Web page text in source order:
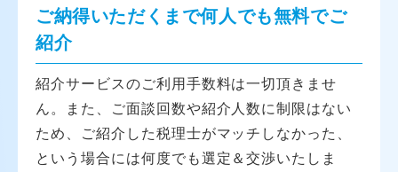
ご納得いただくまで何人でも無料でご
紹介
紹介サービスのご利用手数料は一切頂きませ
ん。また、ご面談回数や紹介人数に制限はない
ため、ご紹介した税理士がマッチしなかった、
という場合には何度でも選定＆交渉いたしま